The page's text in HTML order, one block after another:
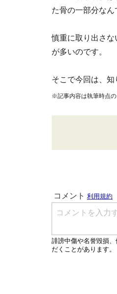
た骨の一部分なん
慎重に取り出さ
が多いのです。
そこで今回は、知
※記事内容は執筆時点の